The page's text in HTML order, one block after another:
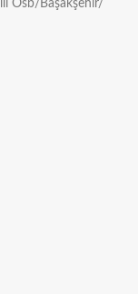
Osb/Başakşehir/